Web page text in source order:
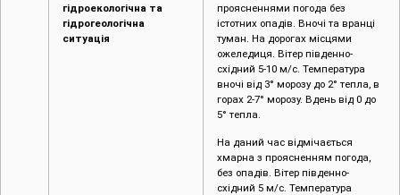
гідроекологічна та
гідрогеологічна
ситуація
проясненнями погода без
істотних опадів. Вночі та вранці
туман. На дорогах місцями
ожеледиця. Вітер південно-
східний 5-10 м/с. Температура
вночі від 3° морозу до 2° тепла, в
горах 2-7° морозу. Вдень від 0 до
5° тепла.
На даний час відмічається
хмарна з проясненням погода,
без опадів. Вітер південно-
східний 5 м/с. Температура